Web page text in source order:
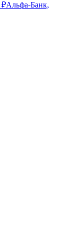
₽Альфа-Банк,